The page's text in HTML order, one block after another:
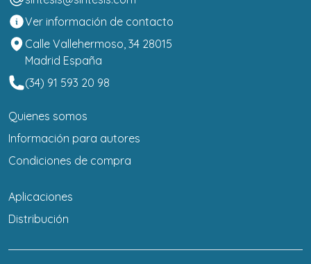
Ver información de contacto
Calle Vallehermoso, 34 28015
Madrid España
(34) 91 593 20 98
Quienes somos
Información para autores
Condiciones de compra
Aplicaciones
Distribución